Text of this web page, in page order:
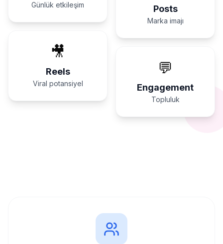
Günlük etkileşim
🎥
Reels
Viral potansiyel
Posts
Marka imajı
💬
Engagement
Topluluk